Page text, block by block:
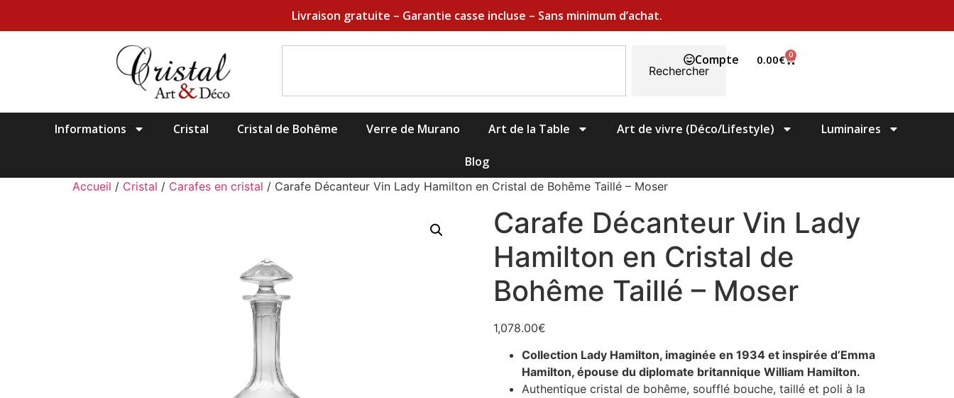
Livraison gratuite – Garantie casse incluse – Sans minimum d’achat.
Rechercher
Compte 0.00€ 0
Informations Cristal Cristal de Bohême Verre de Murano Art de la Table Art de vivre (Déco/Lifestyle) Luminaires
Blog
Accueil / Cristal / Carafes en cristal / Carafe Décanteur Vin Lady Hamilton en Cristal de Bohême Taillé – Moser
Carafe Décanteur Vin Lady
Hamilton en Cristal de
Bohême Taillé – Moser
1,078.00€
Collection Lady Hamilton, imaginée en 1934 et inspirée d’Emma
Hamilton, épouse du diplomate britannique William Hamilton.
Authentique cristal de bohême, soufflé bouche, taillé et poli à la